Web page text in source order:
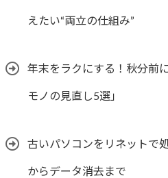
えたい“両立の仕組み”
年末をラクにする！秋分前
モノの見直し5選」
古いパソコンをリネットで
からデータ消去まで